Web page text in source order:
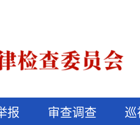
报 审查调查 巡